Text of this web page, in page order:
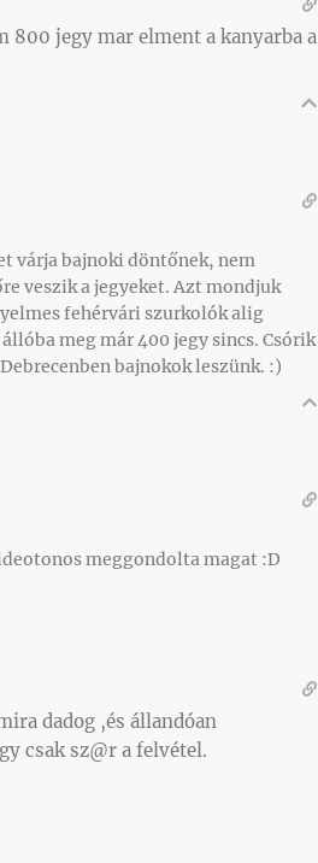
800 jegy mar elment a kanyarba a
várja bajnoki döntőnek, nem
veszik a jegyeket. Azt mondjuk
fehérvári szurkolók alig
meg már 400 jegy sincs. Csórik
bajnokok leszünk. :)
meggondolta magat :D
dadog ,és állandóan
csak sz@r a felvétel.